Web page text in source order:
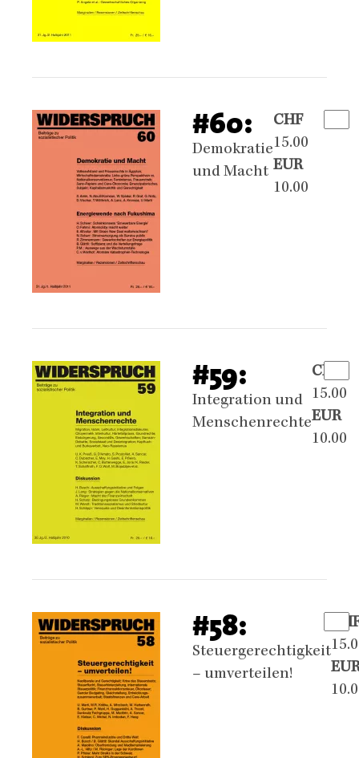
#60:
Demokratie
und Macht
CHF
15.00
EUR
10.00
#59:
Integration und
Menschenrechte
CHF
15.00
EUR
10.00
#58:
Steuergerechtigkeit
– umverteilen!